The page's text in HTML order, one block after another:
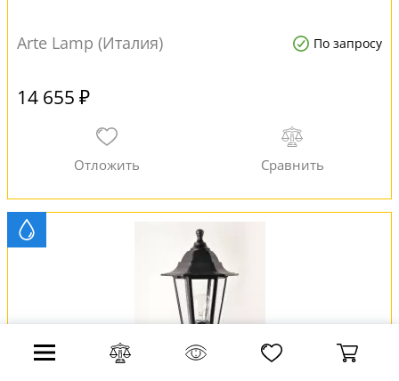
Arte Lamp (Италия) По запросу
14 655 ₽